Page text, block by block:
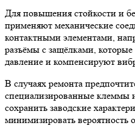
Для повышения стойкости и
применяют механические
контактными элементами,
разъёмы с защёлками,
давление и компенсируют
В случаях ремонта
специализированные клеммы
сохранить заводские
минимизировать вероятность